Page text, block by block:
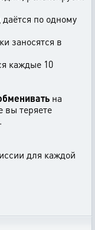
по одному
заносятся в
каждые 10
на
вы теряете
для каждой